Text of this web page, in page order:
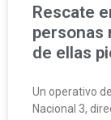
Rescate
personas
de ellas
Un operativo
Nacional 3,